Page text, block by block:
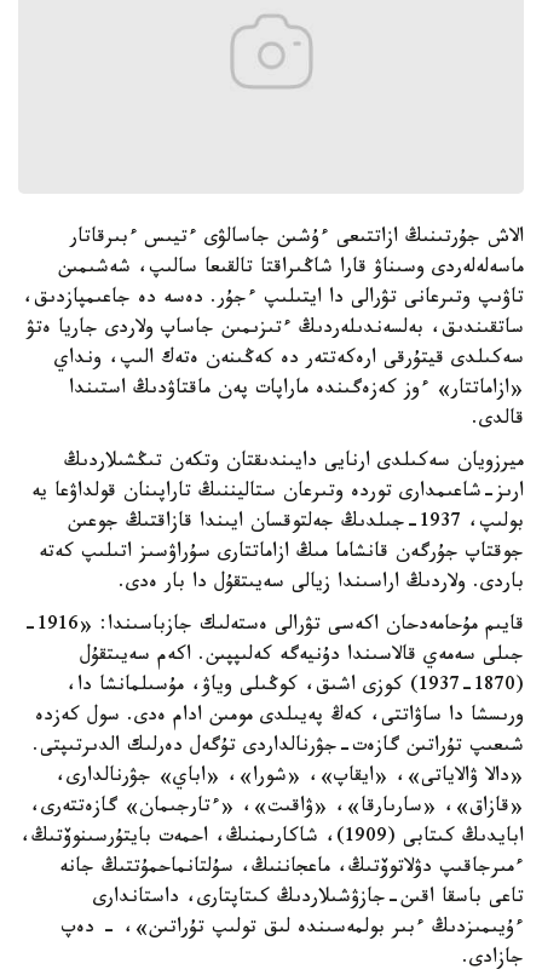
الاش جۇرتىنىڭ ازاتتىعى ءۇشىن جاسالۋى ءتيىس ءبىرقاتار
ماسەلەلەردى وسىناۋ قارا شاڭىراقتا تالقىعا سالىپ، شەشىمىن
تاۋىپ وتىرعانى تۋرالى دا ايتىلىپ ءجۇر. دەسە دە جاعىمپازدىق،
ساتقىندىق، بەلسەندىلەردىڭ ءتىزىمىن جاساپ ولاردى جاريا ەتۋ
سەكىلدى قيتۇرقى ارەكەتتەر دە كەڭىنەن ەتەك الىپ، ونداي
«ازاماتتار» ءوز كەزەگىندە ماراپات پەن ماقتاۋدىڭ استىندا
قالدى.
ميرزويان سەكىلدى ارنايى دايىندىقتان وتكەن تىڭشىلاردىڭ
ارىز-شاعىمدارى توردە وتىرعان ستاليننىڭ تاراپىنان قولداۋعا يە
بولىپ، 1937-جىلدىڭ جەلتوقسان ايىندا قازاقتىڭ جوعىن
جوقتاپ جۇرگەن قانشاما مىڭ ازاماتتارى سۇراۋسىز اتىلىپ كەتە
باردى. ولاردىڭ اراسىندا زيالى سەيىتقۇل دا بار ەدى.
قايىم مۇحامەدحان اكەسى تۋرالى ەستەلىك جازباسىندا: «1916-
جىلى سەمەي قالاسىندا دۇنيەگە كەلىپپىن. اكەم سەيىتقۇل
(1870-1937) كوزى اشىق، كوڭىلى وياۋ، مۇسىلمانشا دا،
ورىسشا دا ساۋاتتى، كەڭ پەيىلدى مومىن ادام ەدى. سول كەزدە
شىعىپ تۇراتىن گازەت-جۋرنالداردى تۇگەل دەرلىك الدىرتىپتى.
«دالا ۋالاياتى»، «ايقاپ»، «شورا»، «اباي» جۋرنالدارى،
«قازاق»، «سارىارقا»، «ۋاقىت»، «ءتارجىمان» گازەتتەرى،
ابايدىڭ كىتابى (1909)، شاكارىمنىڭ، احمەت بايتۇرسىنوۆتىڭ،
ءمىرجاقىپ دۋلاتوۆتىڭ، ماعجاننىڭ، سۇلتانماحمۇتتىڭ جانە
تاعى باسقا اقىن-جازۋشىلاردىڭ كىتاپتارى، داستاندارى
ءۇيىمىزدىڭ ءبىر بولمەسىندە لىق تولىپ تۇراتىن»، - دەپ
جازادى.